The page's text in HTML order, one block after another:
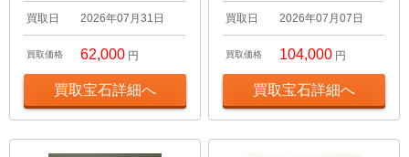
買取日 2026年07月31日
買取価格 62,000 円
買取宝石詳細へ
買取日 2026年07月07日
買取価格 104,000 円
買取宝石詳細へ